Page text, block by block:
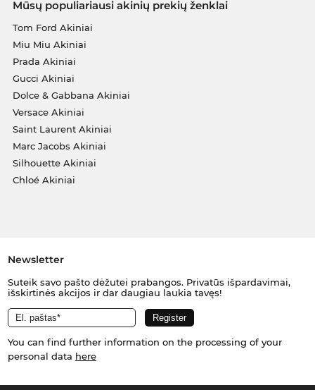
Mūsų populiariausi akinių prekių ženklai
Tom Ford Akiniai
Miu Miu Akiniai
Prada Akiniai
Gucci Akiniai
Dolce & Gabbana Akiniai
Versace Akiniai
Saint Laurent Akiniai
Marc Jacobs Akiniai
Silhouette Akiniai
Chloé Akiniai
Newsletter
Suteik savo pašto dėžutei prabangos. Privatūs išpardavimai,
išskirtinės akcijos ir dar daugiau laukia tavęs!
You can find further information on the processing of your
personal data here